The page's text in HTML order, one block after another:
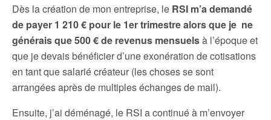
Dès la création de mon entreprise, le RSI m’a demandé
de payer 1 210 € pour le 1er trimestre alors que je ne
générais que 500 € de revenus mensuelsà l’époque et
que je devais bénéficier d’une exonération de cotisations
en tant que salarié créateur (les choses se sont
arrangées après de multiples échanges de mail).
Ensuite, j’ai déménagé, le RSI a continué à m’envoyer